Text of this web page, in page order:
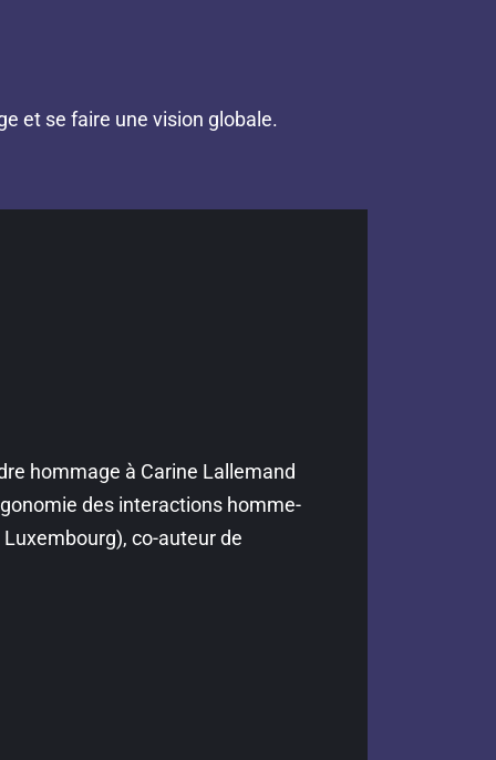
et se faire une vision globale.
hommage à Carine Lallemand
des interactions homme-
co-auteur de